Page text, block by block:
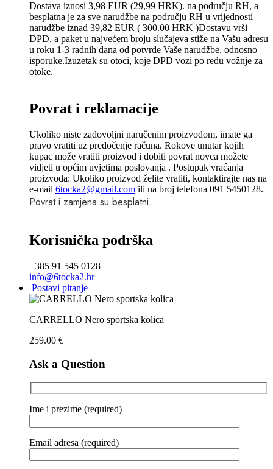
Dostava iznosi 3,98 EUR (29,99 HRK). na području RH, a
besplatna je za sve narudžbe na području RH u vrijednosti
narudžbe iznad 39,82 EUR ( 300.00 HRK )Dostavu vrši
DPD, a paket u najvećem broju slučajeva stiže na Vašu adresu
u roku 1-3 radnih dana od potvrde Vaše narudžbe, odnosno
isporuke.Izuzetak su otoci, koje DPD vozi po redu vožnje za
otoke.
Povrat i reklamacije
Ukoliko niste zadovoljni naručenim proizvodom, imate ga
pravo vratiti uz predočenje računa. Rokove unutar kojih
kupac može vratiti proizvod i dobiti povrat novca možete
vidjeti u općim uvjetima poslovanja . Postupak vraćanja
proizvoda: Ukoliko proizvod želite vratiti, kontaktirajte nas na
e-mail 6tocka2@gmail.com ili na broj telefona 091 5450128.
Povrat i zamjena su besplatni.
Korisnička podrška
+385 91 545 0128
info@6tocka2.hr
Postavi pitanje
CARRELLO Nero sportska kolica
259.00 €
Ask a Question
Ime i prezime (required)
Email adresa (required)